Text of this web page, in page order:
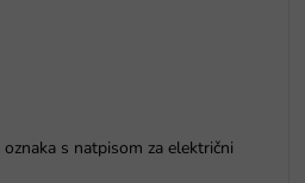
s natpisom za električni